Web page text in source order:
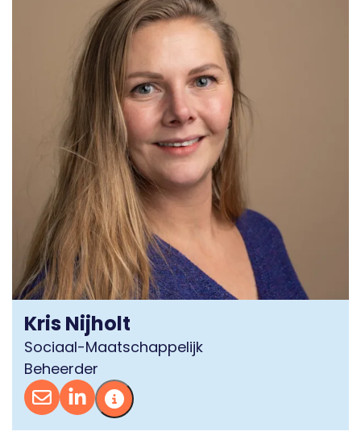
Kris Nijholt
Sociaal-Maatschappelijk
Beheerder